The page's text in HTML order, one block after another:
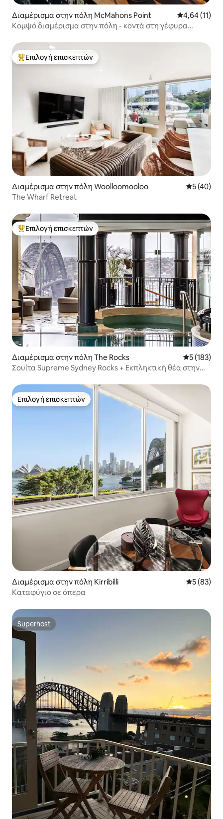
Διαμέρισμα στην πόλη McMahons Point Μέση
4,64 (11)
Κομψό διαμέρισμα στην πόλη - κοντά στη γέφυρα
Κορυφαία επιλογή επισκεπτών
Επιλογή επισκεπτών
Διαμέρισμα στην πόλη Woolloomooloo Μέση
5 (40)
The Wharf Retreat
Κορυφαία επιλογή επισκεπτών
Επιλογή επισκεπτών
Διαμέρισμα στην πόλη The Rocks Μέση
5 (183)
Σουίτα Supreme Sydney Rocks + Εκπληκτική θέα στην
Επιλογή επισκεπτών
Επιλογή επισκεπτών
Διαμέρισμα στην πόλη Kirribilli Μέση
5 (83)
Καταφύγιο σε όπερα
Superhost
Superhost